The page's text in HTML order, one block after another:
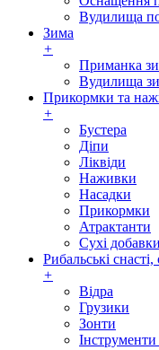
Вудилища
Зима
+
Приманка
Вудилища
Прикормки та
+
Бустера
Діпи
Ліквіди
Наживки
Насадки
Прикормки
Атрактанти
Сухі добавки
Рибальські
+
Відра
Грузики
Зонти
Інструменти